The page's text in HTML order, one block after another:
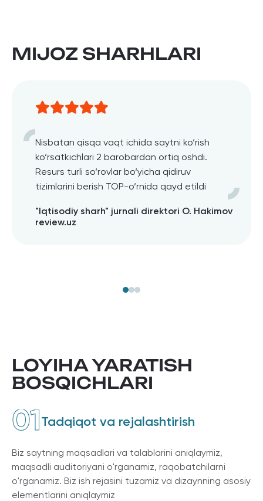
MIJOZ SHARHLARI
Nisbatan qisqa vaqt ichida saytni ko‘rish
ko‘rsatkichlari 2 barobardan ortiq oshdi.
Resurs turli so‘rovlar bo‘yicha qidiruv
tizimlarini berish TOP-o‘rnida qayd etildi
"Iqtisodiy sharh" jurnali direktori O. Hakimov
review.uz
LOYIHA YARATISH
BOSQICHLARI
01Tadqiqot va rejalashtirish
Biz saytning maqsadlari va talablarini aniqlaymiz,
maqsadli auditoriyani o'rganamiz, raqobatchilarni
o'rganamiz. Biz ish rejasini tuzamiz va dizaynning asosiy
elementlarini aniqlaymiz